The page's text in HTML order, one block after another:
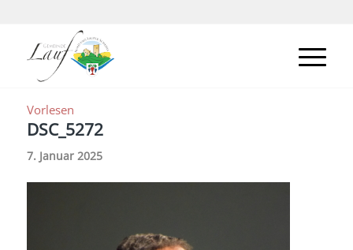
Vorlesen
DSC_5272
7. Januar 2025